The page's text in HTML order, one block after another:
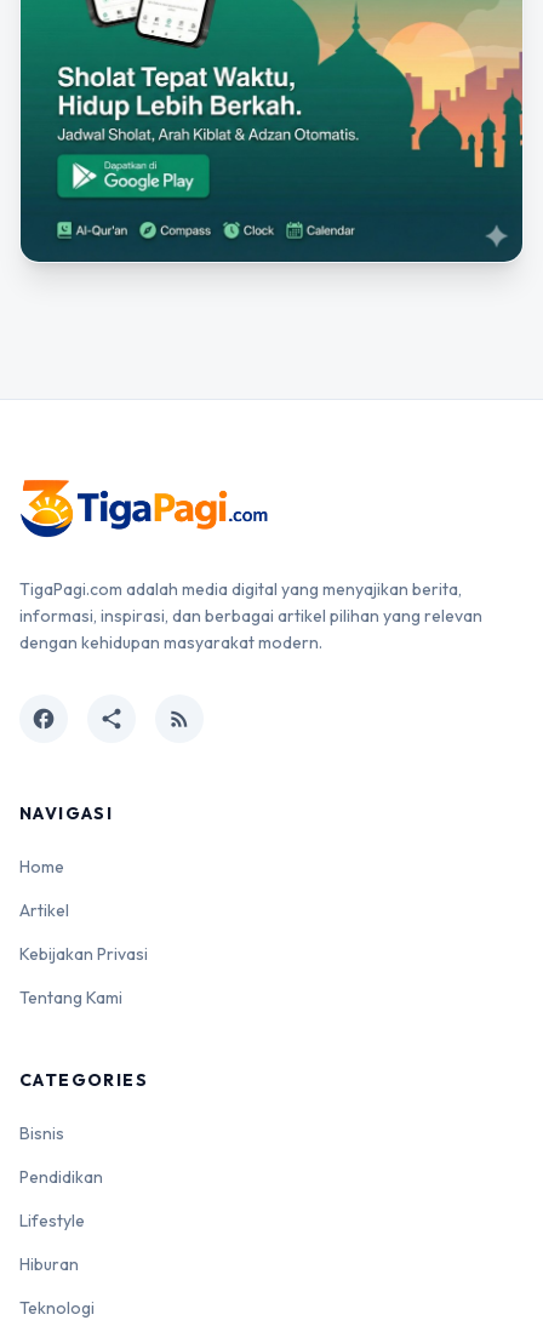
TigaPagi.com adalah media digital yang menyajikan berita,
informasi, inspirasi, dan berbagai artikel pilihan yang relevan
dengan kehidupan masyarakat modern.
facebook share rss_feed
NAVIGASI
Home
Artikel
Kebijakan Privasi
Tentang Kami
CATEGORIES
Bisnis
Pendidikan
Lifestyle
Hiburan
Teknologi